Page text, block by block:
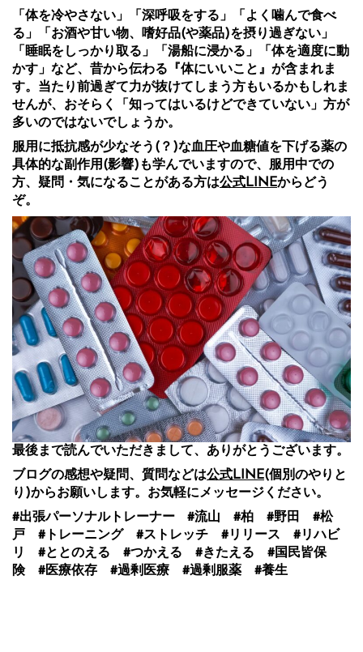
「体を冷やさない」「深呼吸をする」「よく噛んで食べ
る」「お酒や甘い物、嗜好品(や薬品)を摂り過ぎない」
「睡眠をしっかり取る」「湯船に浸かる」「体を適度に動
かす」など、昔から伝わる『体にいいこと』が含まれま
す。当たり前過ぎて力が抜けてしまう方もいるかもしれま
せんが、おそらく「知ってはいるけどできていない」方が
多いのではないでしょうか。
服用に抵抗感が少なそう(？)な血圧や血糖値を下げる薬の
具体的な副作用(影響)も学んでいますので、服用中での
方、疑問・気になることがある方は公式LINEからどう
ぞ。
最後まで読んでいただきまして、ありがとうございます。
ブログの感想や疑問、質問などは公式LINE(個別のやりと
り)からお願いします。お気軽にメッセージください。
#出張パーソナルトレーナー #流山 #柏 #野田 #松
戸 #トレーニング #ストレッチ #リリース #リハビ
リ #ととのえる #つかえる #きたえる #国民皆保
険 #医療依存 #過剰医療 #過剰服薬 #養生